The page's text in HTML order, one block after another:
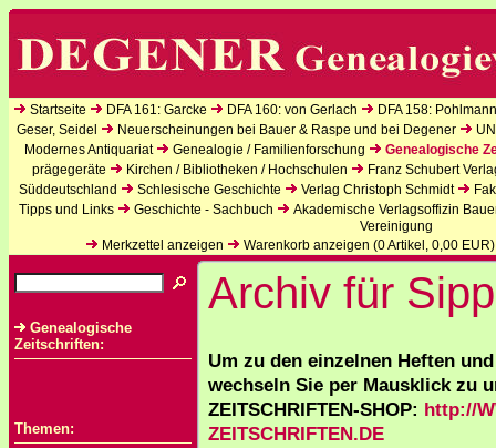
Startseite DFA 161: Garcke DFA 160: von Gerlach
DFA 158:
Geser, Seidel
Neuerscheinungen bei Bauer & Raspe und bei Degener
Modernes Antiquariat
Genealogie / Familienforschung
Genealogische
prägegeräte
Kirchen / Bibliotheken / Hochschulen
Franz Schubert
Süddeutschland
Schlesische Geschichte Verlag Christoph Schmidt
Tipps und Links
Geschichte - Sachbuch
Akademische Verlagsoffizin
Vereinigung
Merkzettel anzeigen
Warenkorb anzeigen (0Artikel, 0,00 EUR)
Genealogische
Zeitschriften:
Themen:
Archiv für
Um zu den einzelnen Heften
wechseln Sie per Mausklick zu
ZEITSCHRIFTEN-SHOP: http://
ZEITSCHRIFTEN.DE